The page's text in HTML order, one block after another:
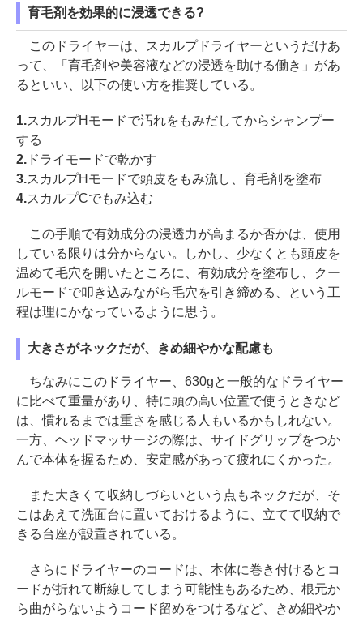
育毛剤を効果的に浸透できる?
このドライヤーは、スカルプドライヤーというだけあ
って、「育毛剤や美容液などの浸透を助ける働き」があ
るといい、以下の使い方を推奨している。
1.スカルプHモードで汚れをもみだしてからシャンプー
する
2.ドライモードで乾かす
3.スカルプHモードで頭皮をもみ流し、育毛剤を塗布
4.スカルプCでもみ込む
この手順で有効成分の浸透力が高まるか否かは、使用
している限りは分からない。しかし、少なくとも頭皮を
温めて毛穴を開いたところに、有効成分を塗布し、クー
ルモードで叩き込みながら毛穴を引き締める、という工
程は理にかなっているように思う。
大きさがネックだが、きめ細やかな配慮も
ちなみにこのドライヤー、630gと一般的なドライヤー
に比べて重量があり、特に頭の高い位置で使うときなど
は、慣れるまでは重さを感じる人もいるかもしれない。
一方、ヘッドマッサージの際は、サイドグリップをつか
んで本体を握るため、安定感があって疲れにくかった。
また大きくて収納しづらいという点もネックだが、そ
こはあえて洗面台に置いておけるように、立てて収納で
きる台座が設置されている。
さらにドライヤーのコードは、本体に巻き付けるとコ
ードが折れて断線してしまう可能性もあるため、根元か
ら曲がらないようコード留めをつけるなど、きめ細やか